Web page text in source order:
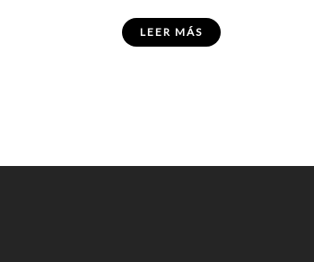
LEER MÁS